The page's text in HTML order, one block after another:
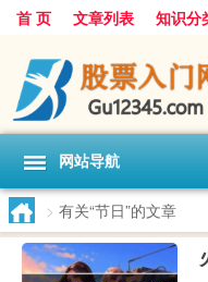
首 页 文章列表 知识分
网站导航
> 有关“节日”的文章